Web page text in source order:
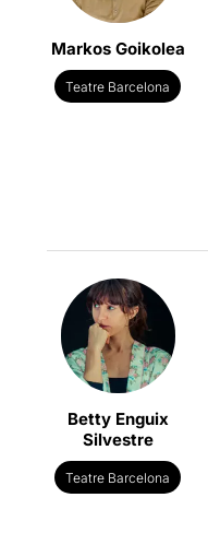
Markos Goikolea
Teatre Barcelona
Betty Enguix
Silvestre
Teatre Barcelona